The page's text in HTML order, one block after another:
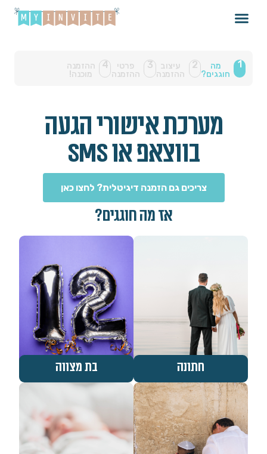
1
מה
חוגגים?
2
עיצוב
ההזמנה
3
פרטי
ההזמנה
4
ההזמנה
מוכנה!
מערכת אישורי הגעה
בווצאפ או SMS
צריכים גם הזמנה דיגיטלית? לחצו כאן
אז מה חוגגים?
חתונה בת מצווה